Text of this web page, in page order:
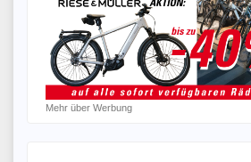
Mehr über Werbung